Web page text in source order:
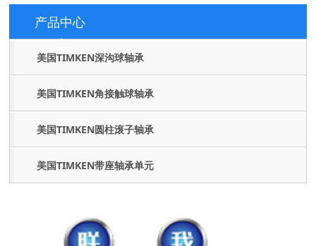
产品中心
Products
美国TIMKEN深沟球轴承
美国TIMKEN角接触球轴承
美国TIMKEN圆柱滚子轴承
美国TIMKEN带座轴承单元